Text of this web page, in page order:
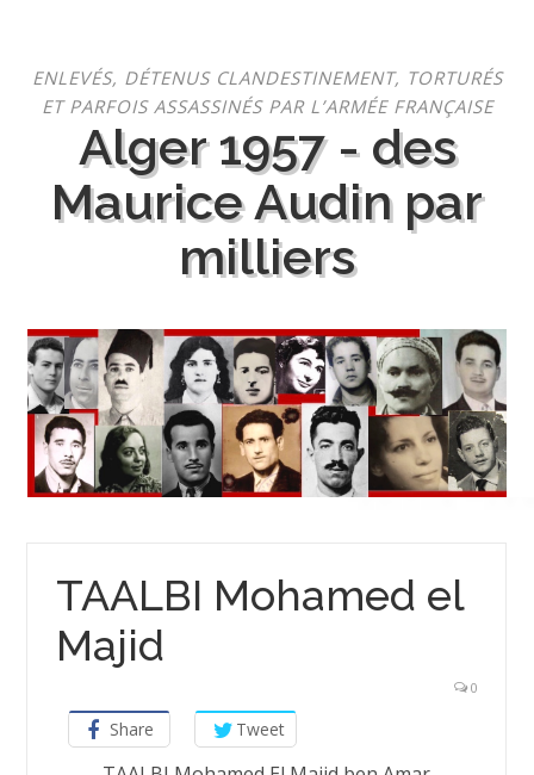
contenu
ENLEVÉS, DÉTENUS CLANDESTINEMENT, TORTURÉS
ET PARFOIS ASSASSINÉS PAR L’ARMÉE FRANÇAISE
Alger 1957 - des
Maurice Audin par
milliers
TAALBI Mohamed el
Majid
0
Share Tweet